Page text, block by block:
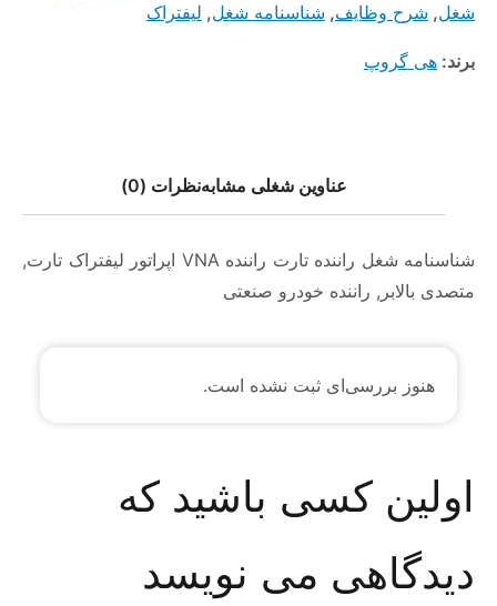
شغل, شرح وظایف, شناسنامه شغل, لیفتراک
برند: هی گروپ
عناوین شغلی مشابهنظرات (0)
شناسنامه شغل راننده تارت راننده VNA اپراتور لیفتراک تارت,
متصدی بالابر, راننده خودرو صنعتی
هنوز بررسی‌ای ثبت نشده است.
اولین کسی باشید که
دیدگاهی می نویسد